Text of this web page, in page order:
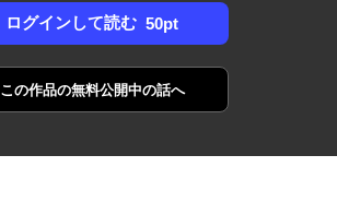
ログインして読む 50pt
この作品の無料公開中の話へ